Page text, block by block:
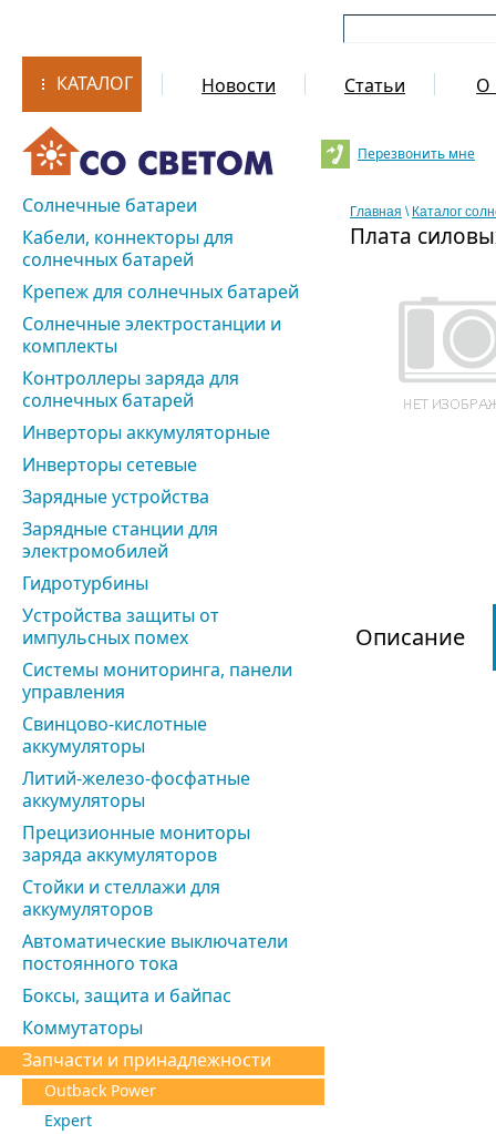
КАТАЛОГ Новости Статьи О
Перезвонить мне
Солнечные батареи
Кабели, коннекторы для
солнечных батарей
Крепеж для солнечных батарей
Солнечные электростанции и
комплекты
Контроллеры заряда для
солнечных батарей
Инверторы аккумуляторные
Инверторы сетевые
Зарядные устройства
Зарядные станции для
электромобилей
Гидротурбины
Устройства защиты от
импульсных помех
Системы мониторинга, панели
управления
Свинцово-кислотные
аккумуляторы
Литий-железо-фосфатные
аккумуляторы
Прецизионные мониторы
заряда аккумуляторов
Стойки и стеллажи для
аккумуляторов
Автоматические выключатели
постоянного тока
Боксы, защита и байпас
Коммутаторы
Запчасти и принадлежности
Outback Power
Expert
Главная \ Каталог
Плата
Описание